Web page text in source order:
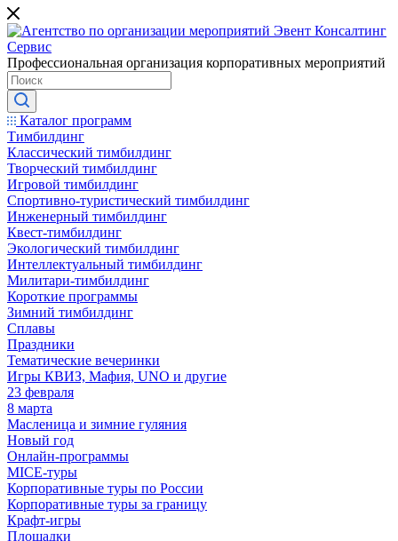
Профессиональная организация корпоративных мероприятий
Каталог программ
Тимбилдинг
Классический тимбилдинг
Творческий тимбилдинг
Игровой тимбилдинг
Спортивно-туристический тимбилдинг
Инженерный тимбилдинг
Квест-тимбилдинг
Экологический тимбилдинг
Интеллектуальный тимбилдинг
Милитари-тимбилдинг
Короткие программы
Зимний тимбилдинг
Сплавы
Праздники
Тематические вечеринки
Игры КВИЗ, Мафия, UNO и другие
23 февраля
8 марта
Масленица и зимние гуляния
Новый год
Онлайн-программы
MICE‑туры
Корпоративные туры по России
Корпоративные туры за границу
Крафт-игры
Площадки